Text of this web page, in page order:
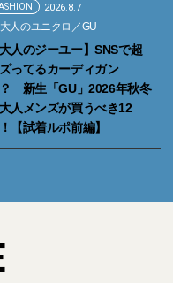
2026.8.7
大人のユニクロ／GU
大人のジーユー】SNSで超
ってるカーディガン
新生「GU」2026年秋冬
人メンズが買うべき12
【試着ルポ前編】